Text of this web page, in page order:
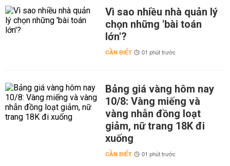
Vì sao nhiều nhà quản lý
chọn những 'bài toán
lớn'?
CẦN BIẾT 01 phút trước
Bảng giá vàng hôm nay
10/8: Vàng miếng và
vàng nhẫn đồng loạt
giảm, nữ trang 18K đi
xuống
CẦN BIẾT 01 phút trước